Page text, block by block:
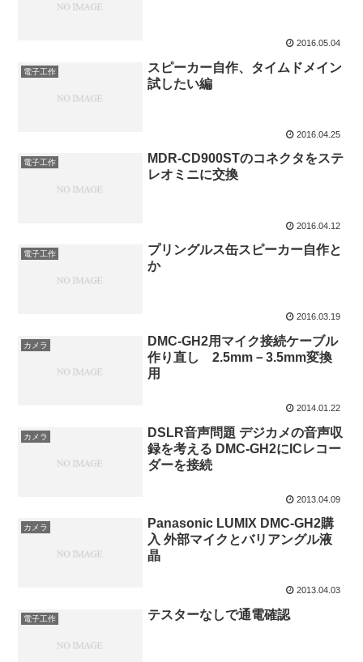
2016.05.04
電子工作
スピーカー自作、タイムドメイン
試したい編
2016.04.25
電子工作
MDR-CD900STのコネクタをステ
レオミニに交換
2016.04.12
電子工作
プリングルス缶スピーカー自作と
か
2016.03.19
カメラ
DMC-GH2用マイク接続ケーブル
作り直し 2.5mm－3.5mm変換
用
2014.01.22
カメラ
DSLR音声問題 デジカメの音声収
録を考える DMC-GH2にICレコー
ダーを接続
2013.04.09
カメラ
Panasonic LUMIX DMC-GH2購
入 外部マイクとバリアングル液
晶
2013.04.03
電子工作 テスターなしで通電確認